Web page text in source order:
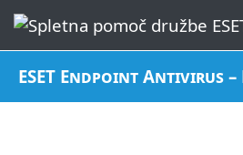
ESET Endpoint Antivirus –